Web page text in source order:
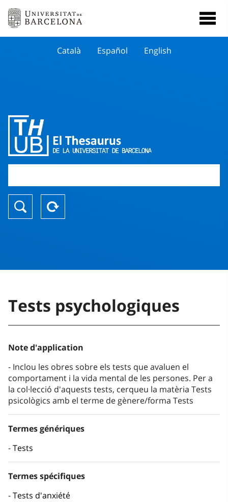
Català Español English
Tests psychologiques
Note d'application
Inclou les obres sobre els tests que avaluen el
comportament i la vida mental de les persones. Per a
la col·lecció d'aquests tests, cerqueu la matèria Tests
psicològics amb el terme de gènere/forma Tests
Termes génériques
Tests
Termes spécifiques
Tests d'anxiété